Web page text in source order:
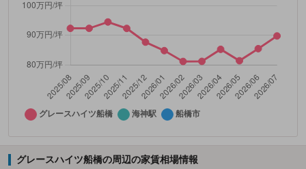
グレースハイツ船橋の周辺の家賃相場情報